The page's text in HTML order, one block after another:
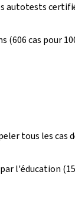
autotests
(606 cas pour
tous les
l'éducation